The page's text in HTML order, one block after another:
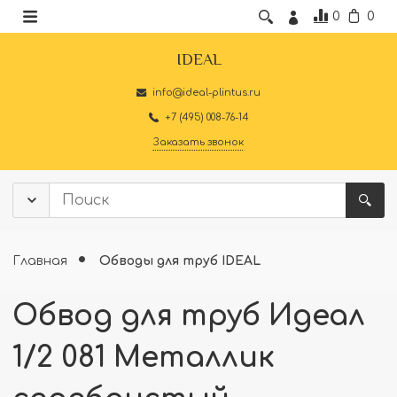
0 0
IDEAL
info@ideal-plintus.ru
+7 (495) 008-76-14
Заказать звонок
Главная Обводы для труб IDEAL
Обвод для труб Идеал
1/2 081 Металлик